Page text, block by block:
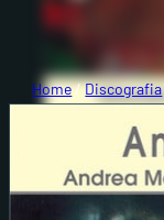
Home/Discografia